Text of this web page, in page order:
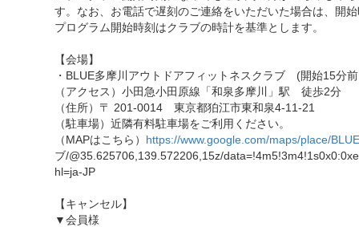
す。なお、お電話で遅刻のご連絡をいただいた場合は、開
プログラム開始時刻はクラブの時計を基準とします。
【会場】
・BLUE多摩川アウトドアフィットネスクラブ (開始15分
（アクセス）小田急小田原線「和泉多摩川」駅 徒歩2分
（住所）〒 201-0014 東京都狛江市東和泉4-11-21
（駐車場）近隣有料駐車場をご利用ください。
（MAPはこちら） https://www.google.com/maps/place/BLUE
ブ/@35.625706,139.572206,15z/
hl=ja-JP
【キャンセル】
▼会員様